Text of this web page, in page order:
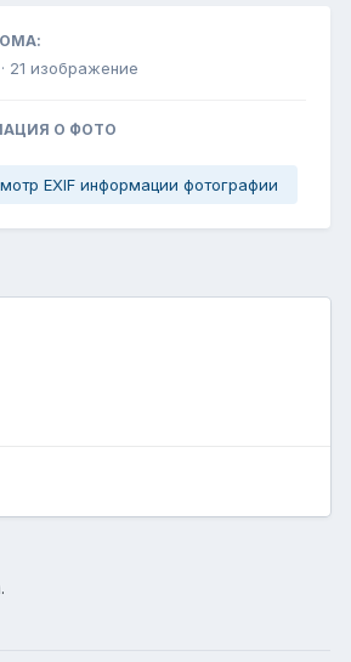
· 21 изображение
О ФОТО
EXIF информации фотографии